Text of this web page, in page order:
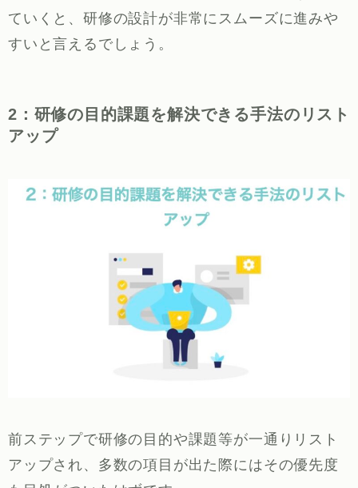
ていくと、研修の設計が非常にスムーズに進みや
すいと言えるでしょう。
2：研修の目的課題を解決できる手法のリスト
アップ
前ステップで研修の目的や課題等が一通りリスト
アップされ、多数の項目が出た際にはその優先度